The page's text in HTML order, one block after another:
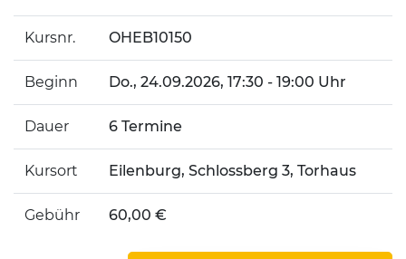
Kursnr. OHEB10150
Beginn Do., 24.09.2026, 17:30 - 19:00 Uhr
Dauer 6 Termine
Kursort Eilenburg, Schlossberg 3, Torhaus
Gebühr 60,00 €